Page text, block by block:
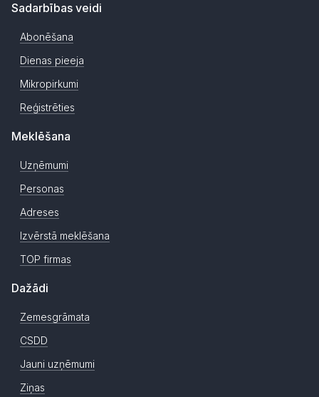
Sadarbības veidi
Abonēšana
Dienas pieeja
Mikropirkumi
Reģistrēties
Meklēšana
Uzņēmumi
Personas
Adreses
Izvērstā meklēšana
TOP firmas
Dažādi
Zemesgrāmata
CSDD
Jauni uzņēmumi
Ziņas